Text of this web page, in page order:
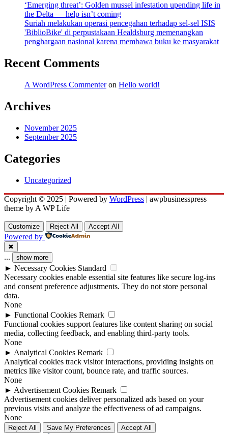
‘Emerging threat’: Golden mussel infestation upending life in
the Delta — help isn’t coming
Suriah melakukan operasi pencegahan terhadap sel-sel ISIS
'BiblioBike' di perpustakaan Healdsburg memenangkan
penghargaan nasional karena membawa buku ke masyarakat
Recent Comments
A WordPress Commenteron Hello world!
Archives
November 2025
September 2025
Categories
Uncategorized
Copyright © 2025 | Powered by WordPress | awpbusinesspress
theme by A WP Life
Customize Reject All Accept All
Powered by
✖
... show more
► Necessary Cookies Standard
Necessary cookies enable essential site features like secure log-ins
and consent preference adjustments. They do not store personal
data.
None
► Functional Cookies Remark
Functional cookies support features like content sharing on social
media, collecting feedback, and enabling third-party tools.
None
► Analytical Cookies Remark
Analytical cookies track visitor interactions, providing insights on
metrics like visitor count, bounce rate, and traffic sources.
None
► Advertisement Cookies Remark
Advertisement cookies deliver personalized ads based on your
previous visits and analyze the effectiveness of ad campaigns.
None
Reject All Save My Preferences Accept All